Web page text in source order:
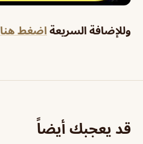
وللإضافة السريعة اضغط هنا
قد يعجبك أيضاً